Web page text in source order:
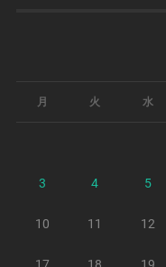
月 火 水
3 4 5
10 11 12
17 18 19